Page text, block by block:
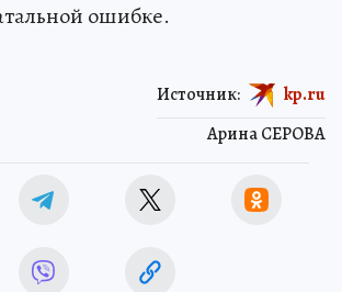
ошибке.
Арина СЕРОВА
Источник: kp.ru